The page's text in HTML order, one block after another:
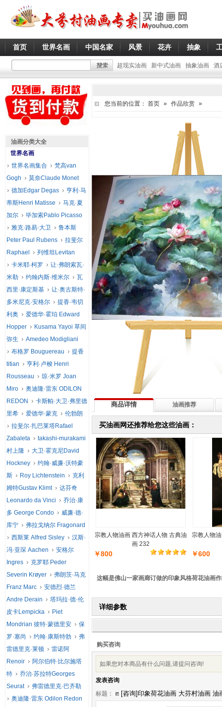
首页 世界名画 中国名家 风景 花卉 抽象
超现实油画 新中式油画 抽象油画 酒
您当前的位置： 首页 » 作品欣赏 »
商品详情 油画推荐
买油画网还推荐给您这些油画：
宗教人物油画 西方神话人物 古典油
画 232
￥800
宗教人物
￥600
这幅是佛山一家画廊订做的印象风格荷花油画
详细参数
购买咨询
如果您对本商品有什么问题,请提问咨询!
发表咨询
标题：
油画分类大全
世界名画
世界名画集合
梵高van
Gogh
莫奈Claude Monet
德加Edgar Degas
亨利·马
蒂斯Henri Matisse
马克·夏
加尔
毕加索Pablo Picasso
雅克·路易·大卫
鲁本斯
Peter Paul Rubens
拉斐尔
Raphael
列维坦Levitan
卡米耶·柯罗
让·弗朗索瓦·
米勒
约翰内斯·维米尔
瓦
西里·康定斯基
让·奥古斯特·
多米尼克·安格尔
提香·韦切
利奥
爱德华·霍珀 Edward
Hopper
Kusama Yayoi 草间
弥生
Amedeo Modigliani
布格罗 Bouguereau
提香
titian
亨利·卢梭 Henri
Rousseau
琼·米罗 Joan
Miro
奥迪隆·雷东 ODILON
REDON
卡斯帕·大卫·弗里德
里希
爱德华·蒙克
伦勃朗
拉斐尔·扎巴莱塔Rafael
Zabaleta
takashi-murakami
村上隆
大卫·霍克尼David
Hockney
约翰·威廉·沃特豪
斯
Roy Lichtenstein
克利
姆特Gustav Klimt
达芬奇
Leonardo da Vinci
乔治·康
多 George Condo
威廉·德·
库宁
弗拉戈纳尔 Fragonard
西斯莱 Alfred Sisley
汉斯·
冯·亚琛 Aachen
安格尔
Ingres
克罗耶 Peder
Severin Krøyer
弗朗茨·马克
Franz Marc
安德烈·德兰
Andre Derain
塔玛拉·德·伦
皮卡Lempicka
Piet
Mondrian 彼特·蒙德里安
保
罗·塞尚
约翰·康斯特勃
弗
雷德里克·莱顿
雷诺阿
Renoir
阿尔伯特·比尔施塔
特
乔治·苏拉特Georges
Seurat
弗雷德里克·巴齐勒
奥迪隆·雷东 Odilon Redon